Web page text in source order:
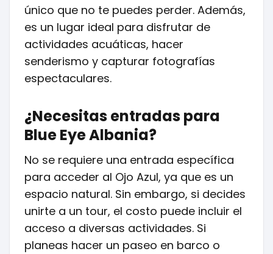
único que no te puedes perder. Además,
es un lugar ideal para disfrutar de
actividades acuáticas, hacer
senderismo y capturar fotografías
espectaculares.
¿Necesitas entradas para
Blue Eye Albania?
No se requiere una entrada específica
para acceder al Ojo Azul, ya que es un
espacio natural. Sin embargo, si decides
unirte a un tour, el costo puede incluir el
acceso a diversas actividades. Si
planeas hacer un paseo en barco o